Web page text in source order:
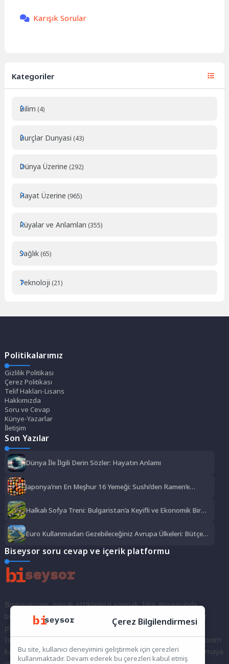
Karışık Sorular
Kategoriler
Bilim (4)
Burçlar Dunyasi (43)
Dünya Üzerine (292)
Hayat Üzerine (965)
Rüyalar ve Anlamları (355)
Sağlık (65)
Teknoloji (21)
Politikalarımız
Gizlilik Politikası
Çerez Politikası
Telif Hakları-Lisans
Hakkımızda
Soru ve Cevap
Künye-Yazarlar
İletişim
Son Yazılar
Dünya İle İlgili Derin Sözler: Hayatın Anlamı
Japonya’nın En Meşhur 16 Yemeği: Sushi’den Ramen’e
Halkalı Sofya Treni: Bulgaristan’a Keyifli ve Ekonomik Bir
Euro Kullanmadan Gezebileceğiniz Avrupa Ülkeleri: Bütçe
Biseysor soru cevap ve içerik platformu
Biseysor.com, merak ettiklerinizi sormak, bilgi alışverişinde
bulunmak ve fikirlerinizi paylaşmak için bir araya geldiğimiz bir
platformdur.
İster kayıtlı bir kullanıcı olarak topluluğumuza katılın, ister anonim
kalarak sorularınızı yöneltin; burada her türlü soruya ve tartışmaya
Çerez Bilgilendirmesi
Bu site, kullanıcı deneyimini geliştirmek için çerezleri
kullanmaktadır. Devam ederek bu çerezleri kabul etmiş